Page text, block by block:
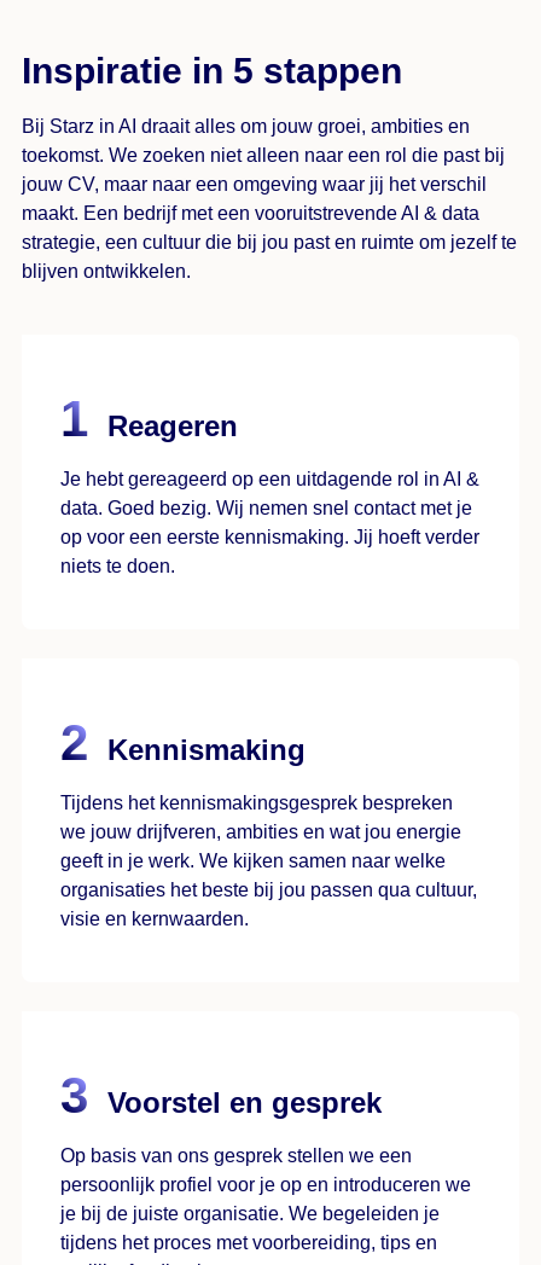
Inspiratie in 5 stappen
Bij Starz in AI draait alles om jouw groei, ambities en
toekomst. We zoeken niet alleen naar een rol die past bij
jouw CV, maar naar een omgeving waar jij het verschil
maakt. Een bedrijf met een vooruitstrevende AI & data
strategie, een cultuur die bij jou past en ruimte om jezelf te
blijven ontwikkelen.
Reageren
Je hebt gereageerd op een uitdagende rol in AI &
data. Goed bezig. Wij nemen snel contact met je
op voor een eerste kennismaking. Jij hoeft verder
niets te doen.
Kennismaking
Tijdens het kennismakingsgesprek bespreken
we jouw drijfveren, ambities en wat jou energie
geeft in je werk. We kijken samen naar welke
organisaties het beste bij jou passen qua cultuur,
visie en kernwaarden.
Voorstel en gesprek
Op basis van ons gesprek stellen we een
persoonlijk profiel voor je op en introduceren we
je bij de juiste organisatie. We begeleiden je
tijdens het proces met voorbereiding, tips en